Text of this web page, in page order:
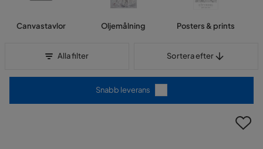
Canvastavlor Oljemålning Posters & prints
Alla filter Sortera efter
Snabb leverans